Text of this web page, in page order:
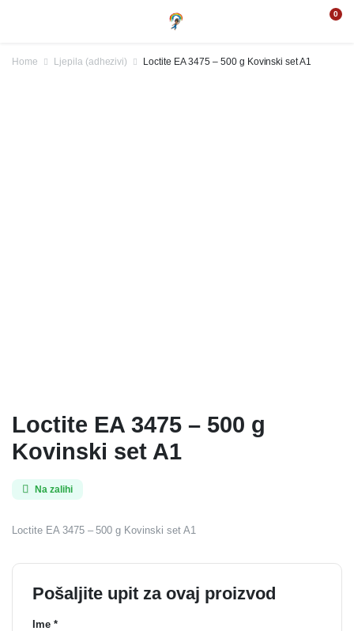
0
Home Ljepila (adhezivi) Loctite EA 3475 – 500 g Kovinski set A1
Loctite EA 3475 – 500 g
Kovinski set A1
Na zalihi
Loctite EA 3475 – 500 g Kovinski set A1
Pošaljite upit za ovaj proizvod
Ime *